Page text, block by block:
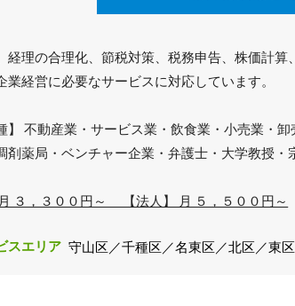
経理の合理化、節税対策、税務申告、株価計算
業経営に必要なサービスに対応しています。
】 不動産業・サービス業・飲食業・小売業・
剤薬局・ベンチャー企業・弁護士・大学教授・
月 ３，３００円～ 【法人】 月 ５，５００円～
スエリア 守山区／千種区／名東区／北区／東